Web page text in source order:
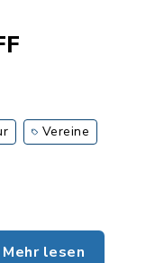
Vereine
Mehr lesen